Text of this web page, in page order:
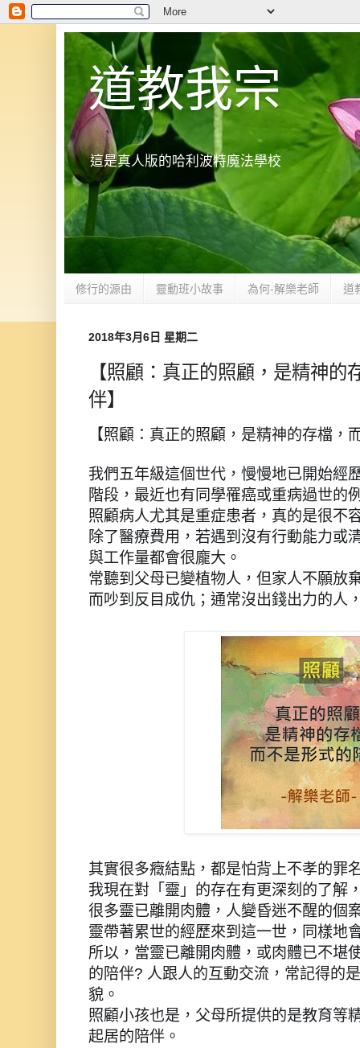
道教我宗
這是真人版的哈利波特魔法學校
修行的源由 靈動班小故事 為何-解樂老師 道
2018年3月6日 星期二
【照顧：真正的照顧，是精神的
伴】
【照顧：真正的照顧，是精神的存檔，
我們五年級這個世代，慢慢地已開始經
階段，最近也有同學罹癌或重病過世的
照顧病人尤其是重症患者，真的是很不
除了醫療費用 ，若遇到沒有行動能力或
與工作量都會很龐大。
常聽到父母已變植物人，但家人不願放
而吵到反目成仇；通常沒出錢出力的人
其實很多癥結點，都是怕背上不孝的罪
我現在對「靈」的存在有更深刻的了解
很多靈已離開肉體，人變昏迷不醒的個
靈帶著累世的經歷來到這一世，同樣地
所以，當靈已離開肉體，或肉體已不堪
的陪伴? 人跟人的互動交流，常記得的
貌。
照顧小孩也是，父母所提供的是教育等
起居的陪伴。